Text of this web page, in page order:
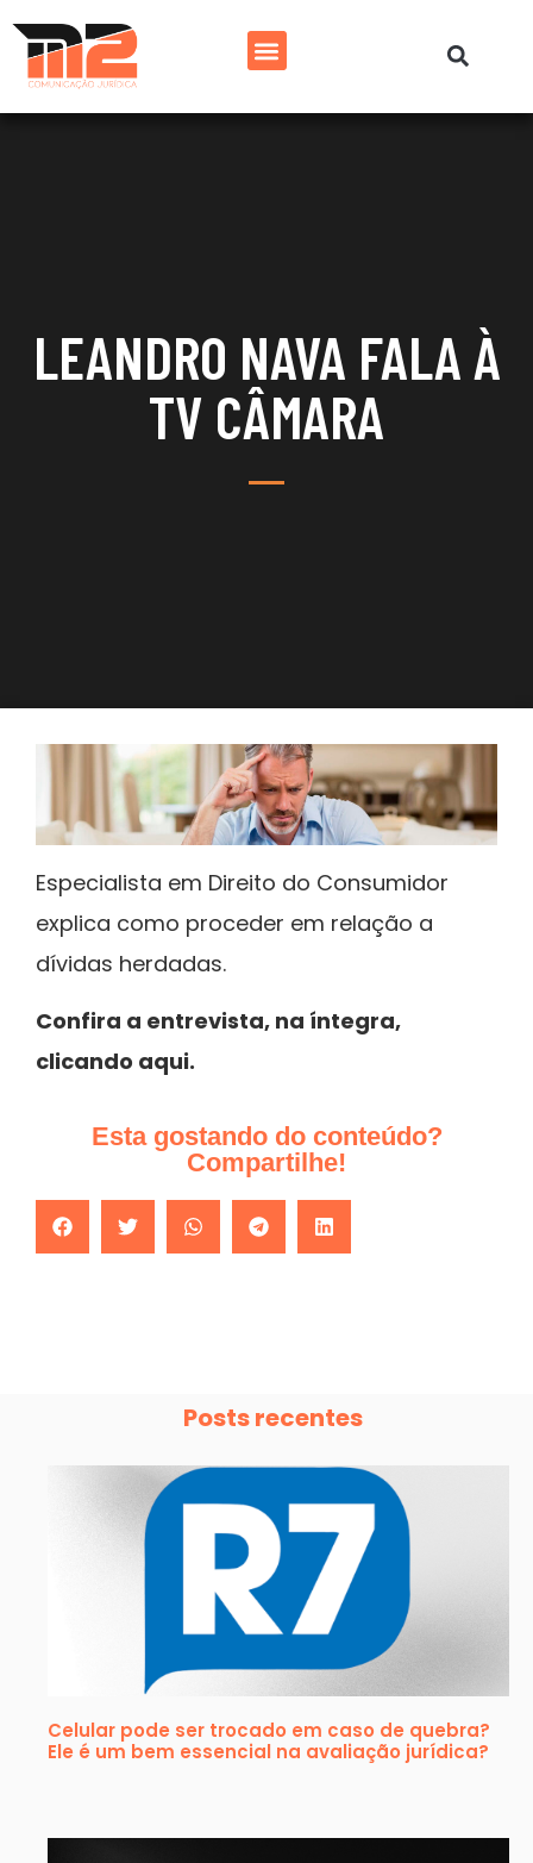
LEANDRO NAVA FALA À
TV CÂMARA
Especialista em Direito do Consumidor
explica como proceder em relação a
dívidas herdadas.
Confira a entrevista, na íntegra,
clicando aqui.
Esta gostando do conteúdo?
Compartilhe!
Posts recentes
Celular pode ser trocado em caso de quebra?
Ele é um bem essencial na avaliação jurídica?